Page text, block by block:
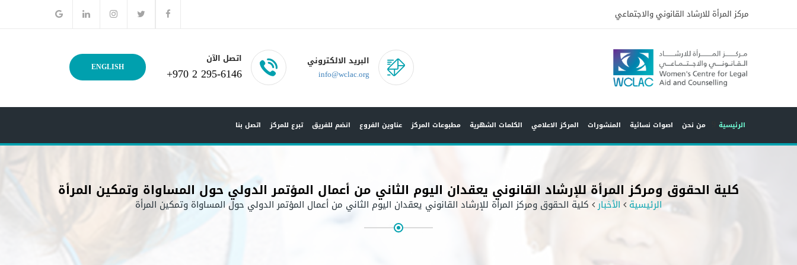
مركز المرأة للارشاد القانوني والاجتماعي
البريد الالكتروني
info@wclac.org
اتصل الآن
+970 2 295-6146
ENGLISH
الرئيسية من نحن اصوات نسائية المنشورات المركز الاعلامي الكلمات الشهرية مطبوعات المركز عناوين الفروع انضم للفريق تبرع للمركز اتصل بنا
كلية الحقوق ومركز المرأة للإرشاد القانوني يعقدان اليوم الثاني من أعمال المؤتمر الدولي حول المساواة وتمكين المرأة
الرئيسية الأخبار كلية الحقوق ومركز المرأة للإرشاد القانوني يعقدان اليوم الثاني من أعمال المؤتمر الدولي حول المساواة وتمكين المرأة